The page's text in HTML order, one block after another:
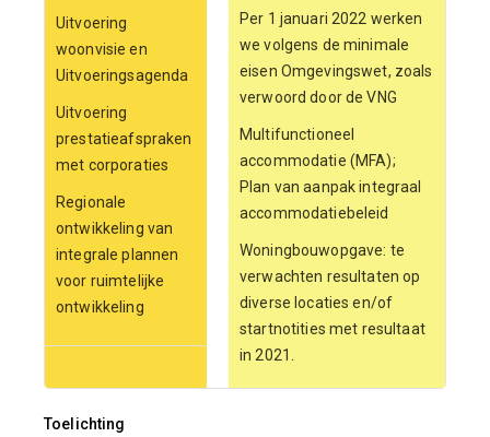
Uitvoering
woonvisie en
Uitvoeringsagenda
Uitvoering
prestatieafspraken
met corporaties
Regionale
ontwikkeling van
integrale plannen
voor ruimtelijke
ontwikkeling
Per 1 januari 2022 werken
we volgens de minimale
eisen Omgevingswet, zoals
verwoord door de VNG
Multifunctioneel
accommodatie (MFA);
Plan van aanpak integraal
accommodatiebeleid
Woningbouwopgave: te
verwachten resultaten op
diverse locaties en/of
startnotities met resultaat
in 2021.
Toelichting